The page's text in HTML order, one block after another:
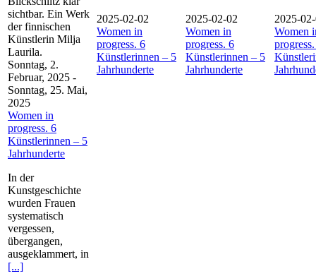
Sonntag, 2.
Februar, 2025 -
Sonntag, 25. Mai,
2025
Women in
progress. 6
Künstlerinnen – 5
Jahrhunderte
In der
Kunstgeschichte
wurden Frauen
systematisch
vergessen,
übergangen,
ausgeklammert, in
[...]
2025-02-02
Women in
progress. 6
Künstlerinnen – 5
Jahrhunderte
2025-02-02
Women in
progress. 6
Künstlerinnen – 5
Jahrhunderte
2025-
Women